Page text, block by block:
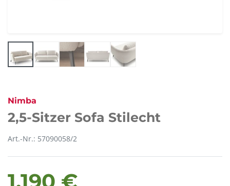
Nimba
2,5-Sitzer Sofa Stilecht
Art.-Nr.: 57090058/2